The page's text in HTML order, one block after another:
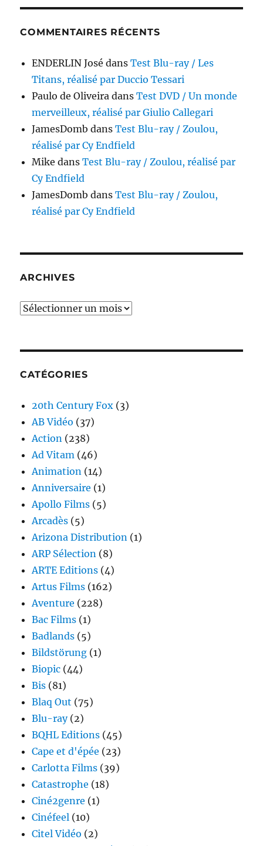
COMMENTAIRES RÉCENTS
ENDERLIN José dansTest Blu-ray / Les
Titans, réalisé par Duccio Tessari
Paulo de Oliveira dansTest DVD / Un monde
merveilleux, réalisé par Giulio Callegari
JamesDomb dansTest Blu-ray / Zoulou,
réalisé par Cy Endfield
Mike dansTest Blu-ray / Zoulou, réalisé par
Cy Endfield
JamesDomb dansTest Blu-ray / Zoulou,
réalisé par Cy Endfield
ARCHIVES
Archives
CATÉGORIES
20th Century Fox (3)
AB Vidéo (37)
Action (238)
Ad Vitam (46)
Animation (14)
Anniversaire (1)
Apollo Films (5)
Arcadès (5)
Arizona Distribution (1)
ARP Sélection (8)
ARTE Editions (4)
Artus Films (162)
Aventure (228)
Bac Films (1)
Badlands (5)
Bildstörung (1)
Biopic (44)
Bis (81)
Blaq Out (75)
Blu-ray(2)
BQHL Editions (45)
Cape et d'épée (23)
Carlotta Films (39)
Catastrophe (18)
Ciné2genre (1)
Cinéfeel (10)
Citel Vidéo (2)